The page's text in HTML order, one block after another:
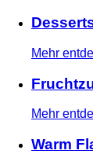
Mehr
Mehr
Warm